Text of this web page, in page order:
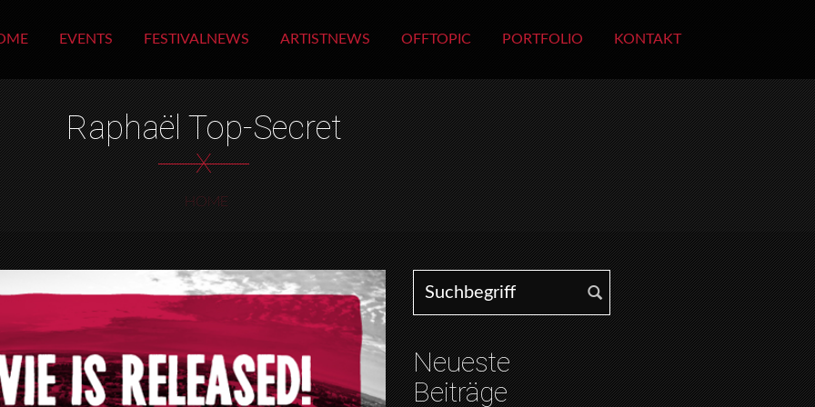
EVENTS FESTIVALNEWS ARTISTNEWS OFFTOPIC PORTFOLIO KONTAKT
Raphaël Top-Secret
X
HOME
Search for:
Neueste
Beiträge